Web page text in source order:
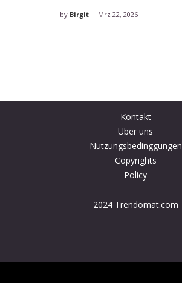
by Birgit Mrz 22, 2026
Kontakt
Über uns
Nutzungsbedinggungen
Copyrights
Policy
2024 Trendomat.com